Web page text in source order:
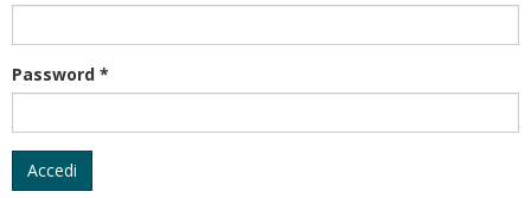
Password *
Accedi